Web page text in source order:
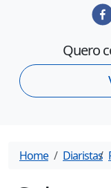
Quero
Home Diaristas